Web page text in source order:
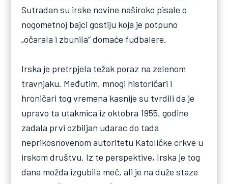
Sutradan su irske novine naširoko pisale o
nogometnoj bajci gostiju koja je potpuno
„očarala i zbunila“ domaće fudbalere.
Irska je pretrpjela težak poraz na zelenom
travnjaku. Međutim, mnogi historičari i
hroničari tog vremena kasnije su tvrdili da je
upravo ta utakmica iz oktobra 1955. godine
zadala prvi ozbiljan udarac do tada
neprikosnovenom autoritetu Katoličke crkve u
irskom društvu. Iz te perspektive, Irska je tog
dana možda izgubila meč, ali je na duže staze